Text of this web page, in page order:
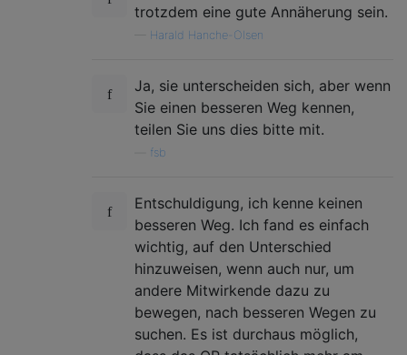
trotzdem eine gute Annäherung sein.
Harald Hanche-Olsen
Ja, sie unterscheiden sich, aber wenn
Sie einen besseren Weg kennen,
teilen Sie uns dies bitte mit.
fsb
Entschuldigung, ich kenne keinen
besseren Weg. Ich fand es einfach
wichtig, auf den Unterschied
hinzuweisen, wenn auch nur, um
andere Mitwirkende dazu zu
bewegen, nach besseren Wegen zu
suchen. Es ist durchaus möglich,